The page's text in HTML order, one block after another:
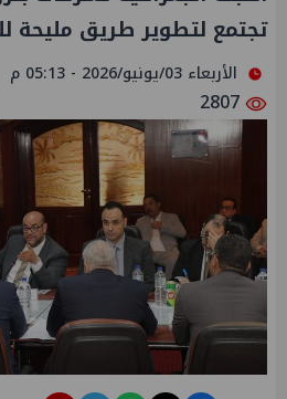
تجتمع لتطوير طريق مليحة
الأربعاء 03/يونيو/2026 - 05:13 م